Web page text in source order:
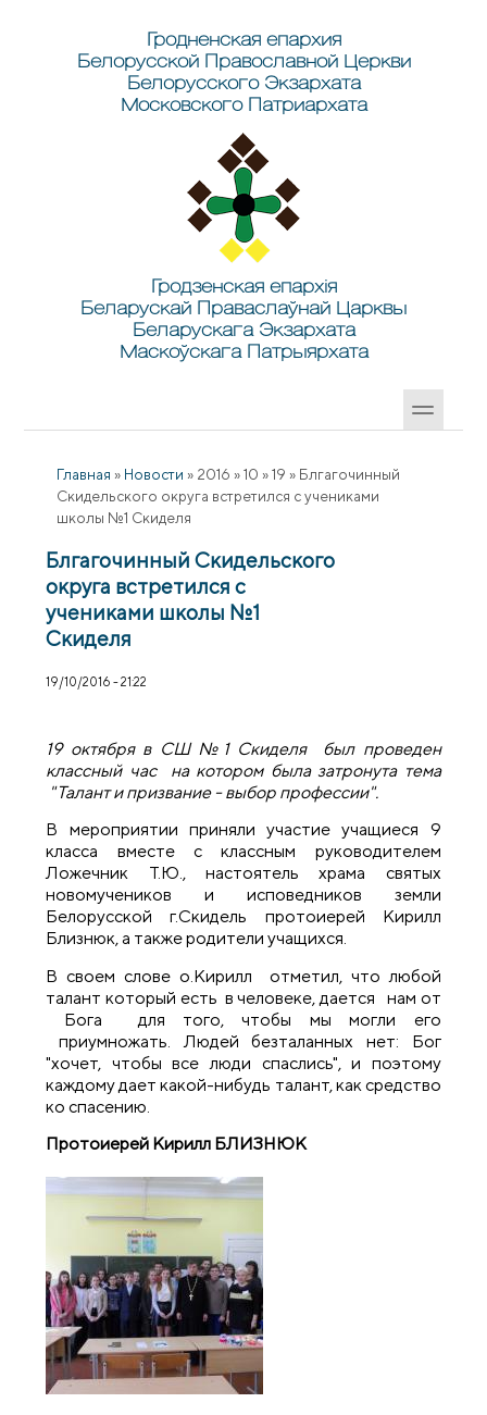
Гродненская епархия
Белорусской Православной Церкви
Белорусского Экзархата
Московского Патриархата
Гродзенская епархія
Беларускай Праваслаўнай Царквы
Беларускага Экзархата
Маскоўскага Патрыярхата
Главная » Новости » 2016 » 10 » 19 » Блгагочинный
Скидельского округа встретился с учениками
школы №1 Скиделя
Блгагочинный Скидельского
округа встретился с
учениками школы №1
Скиделя
19/10/2016 - 21:22
19 октября в СШ №1 Скиделя был проведен
классный час на котором была затронута тема
"Талант и призвание - выбор профессии".
В мероприятии приняли участие учащиеся 9
класса вместе с классным руководителем
Ложечник Т.Ю., настоятель храма святых
новомучеников и исповедников земли
Белорусской г.Скидель протоиерей Кирилл
Близнюк, а также родители учащихся.
В своем слове о.Кирилл отметил, что любой
талант который есть в человеке, дается нам от
Бога для того, чтобы мы могли его
приумножать. Людей безталанных нет: Бог
"хочет, чтобы все люди спаслись", и поэтому
каждому дает какой-нибудь талант, как средство
ко спасению.
Протоиерей Кирилл БЛИЗНЮК